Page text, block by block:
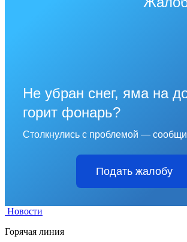
Не убран снег, яма на
горит фонарь?
Столкнулись с проблемой —
Подать жалобу
Новости
Горячая линия